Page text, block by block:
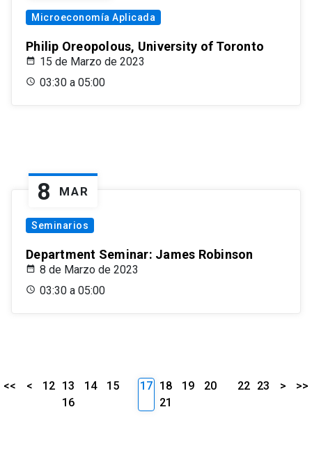
Microeconomía Aplicada
Philip Oreopolous, University of Toronto
15 de Marzo de 2023
03:30 a 05:00
8 MAR
Seminarios
Department Seminar: James Robinson
8 de Marzo de 2023
03:30 a 05:00
<< < 12 13 14
15
16
17 18 19
20
21
22 23 > >>